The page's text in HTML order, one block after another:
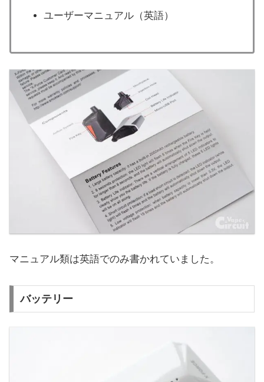
ユーザーマニュアル（英語）
マニュアル類は英語でのみ書かれていました。
バッテリー